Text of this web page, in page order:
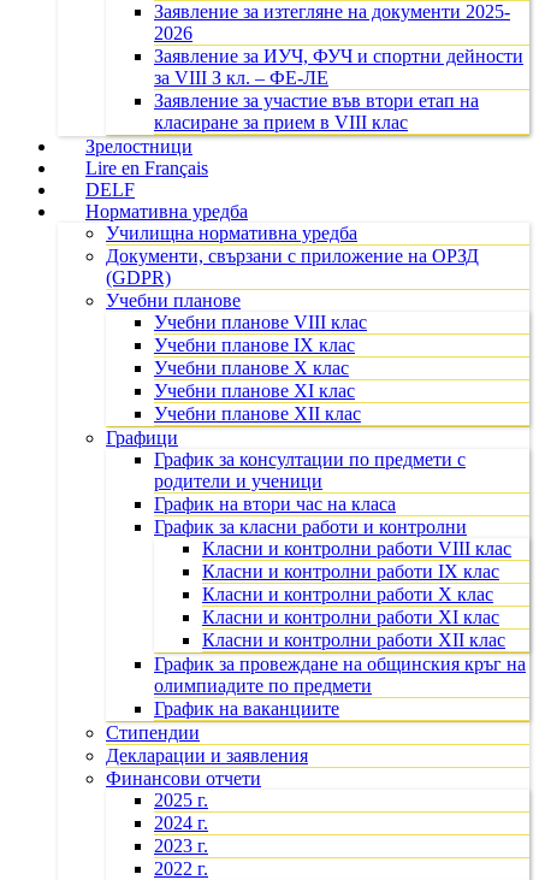
Заявление за изтегляне на документи 2025-
2026
Заявление за ИУЧ, ФУЧ и спортни дейности
за VIII З кл. – ФЕ-ЛЕ
Заявление за участие във втори етап на
класиране за прием в VIII клас
Зрелостници
Lire en Français
DELF
Нормативна уредба
Училищна нормативна уредба
Документи, свързани с приложение на ОРЗД
(GDPR)
Учебни планове
Учебни планове VIII клас
Учебни планове IX клас
Учебни планове X клас
Учебни планове XI клас
Учебни планове XII клас
Графици
График за консултации по предмети с
родители и ученици
График на втори час на класа
График за класни работи и контролни
Класни и контролни работи VIII клас
Класни и контролни работи IX клас
Класни и контролни работи X клас
Класни и контролни работи XI клас
Класни и контролни работи XII клас
График за провеждане на общинския кръг на
олимпиадите по предмети
График на ваканциите
Стипендии
Декларации и заявления
Финансови отчети
2025 г.
2024 г.
2023 г.
2022 г.